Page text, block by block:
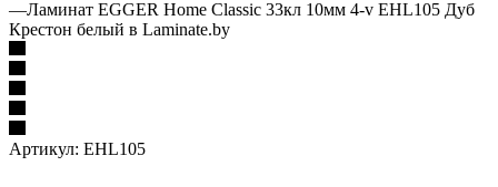
—Ламинат EGGER Home Classic 33кл 10мм 4-v EHL105 Дуб
Крестон белый в Laminate.by
Артикул: EHL105